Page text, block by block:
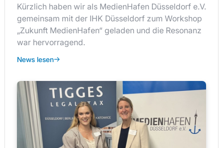
Kürzlich haben wir als MedienHafen Düsseldorf e.V.
gemeinsam mit der IHK Düsseldorf zum Workshop
„Zukunft MedienHafen“ geladen und die Resonanz
war hervorragend.
News lesen